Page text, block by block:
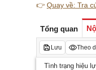
👉 Quay về: Tra
Tổng quan
Lưu Theo
Tình trạng hiệu